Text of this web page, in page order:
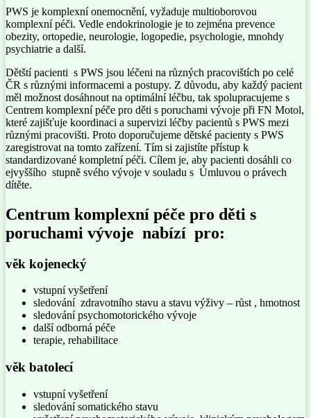
PWS je komplexní onemocnění, vyžaduje multioborovou
komplexní péči. Vedle endokrinologie je to zejména prevence
obezity, ortopedie, neurologie, logopedie, psychologie, mnohdy
psychiatrie a další.
Dětští pacienti s PWS jsou léčeni na různých pracovištích po celé
ČR s různými informacemi a postupy. Z důvodu, aby každý pacient
měl možnost dosáhnout na optimální léčbu, tak spolupracujeme s
Centrem komplexní péče pro děti s poruchami vývoje při FN Motol,
které zajišťuje koordinaci a supervizi léčby pacientů s PWS mezi
různými pracovišti. Proto doporučujeme dětské pacienty s PWS
zaregistrovat na tomto zařízení. Tím si zajistíte přístup k
standardizované kompletní péči. Cílem je, aby pacienti dosáhli co
ejvyššího stupně svého vývoje v souladu s Úmluvou o právech
dítěte.
Centrum komplexní péče pro děti s
poruchami vývoje nabízí pro:
věk kojenecký
vstupní vyšetření
sledování zdravotního stavu a stavu výživy – růst , hmotnost
sledování psychomotorického vývoje
další odborná péče
terapie, rehabilitace
věk batolecí
vstupní vyšetření
sledování somatického stavu